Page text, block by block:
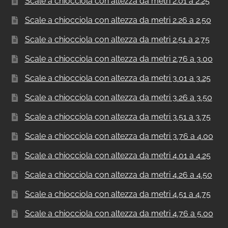
Scale a chiocciola con altezza da metri 2.26 a 2.50
Scale a chiocciola con altezza da metri 2.51 a 2.75
Scale a chiocciola con altezza da metri 2.76 a 3.00
Scale a chiocciola con altezza da metri 3.01 a 3.25
Scale a chiocciola con altezza da metri 3.26 a 3.50
Scale a chiocciola con altezza da metri 3.51 a 3.75
Scale a chiocciola con altezza da metri 3.76 a 4.00
Scale a chiocciola con altezza da metri 4.01 a 4.25
Scale a chiocciola con altezza da metri 4.26 a 4.50
Scale a chiocciola con altezza da metri 4.51 a 4.75
Scale a chiocciola con altezza da metri 4.76 a 5.00